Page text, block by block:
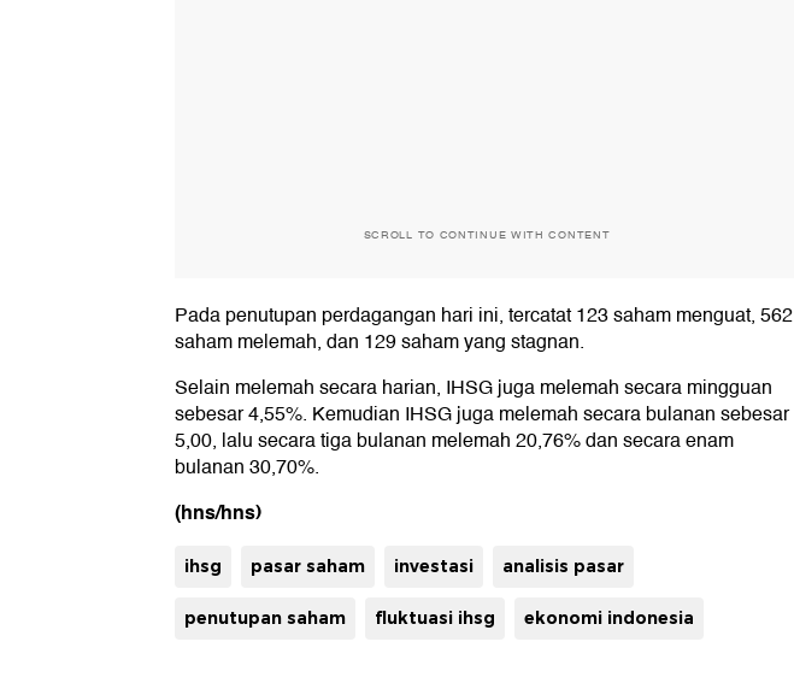
SCROLL TO CONTINUE WITH CONTENT
Pada penutupan perdagangan hari ini, tercatat 123 saham menguat, 562
saham melemah, dan 129 saham yang stagnan.
Selain melemah secara harian, IHSG juga melemah secara mingguan
sebesar 4,55%. Kemudian IHSG juga melemah secara bulanan sebesar
5,00, lalu secara tiga bulanan melemah 20,76% dan secara enam
bulanan 30,70%.
(hns/hns)
ihsg pasar saham investasi analisis pasar
penutupan saham fluktuasi ihsg ekonomi indonesia